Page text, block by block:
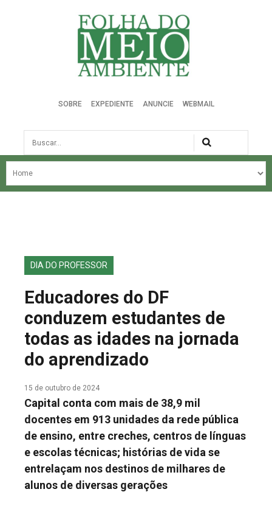
Folha do Meio Ambiente
SOBRE EXPEDIENTE ANUNCIE WEBMAIL
Busca
NOSSA HISTÓRIA
EDIÇÕES ANTERIORES
FALE CONOSCO
DIA DO PROFESSOR
Educadores do DF
conduzem estudantes de
todas as idades na jornada
do aprendizado
15 de outubro de 2024
Capital conta com mais de 38,9 mil
docentes em 913 unidades da rede pública
de ensino, entre creches, centros de línguas
e escolas técnicas; histórias de vida se
entrelaçam nos destinos de milhares de
alunos de diversas gerações